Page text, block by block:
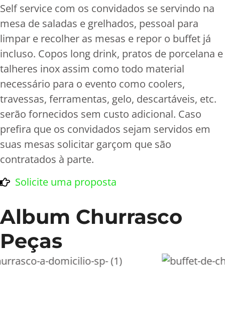
Self service com os convidados se servindo na
mesa de saladas e grelhados, pessoal para
limpar e recolher as mesas e repor o buffet já
incluso. Copos long drink, pratos de porcelana e
talheres inox assim como todo material
necessário para o evento como coolers,
travessas, ferramentas, gelo, descartáveis, etc.
serão fornecidos sem custo adicional. Caso
prefira que os convidados sejam servidos em
suas mesas solicitar garçom que são
contratados à parte.
Solicite uma proposta
Album Churrasco
Peças